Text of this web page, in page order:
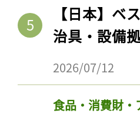
【日本】ベ
治具・設備
2026/07/12
食品・消費財・